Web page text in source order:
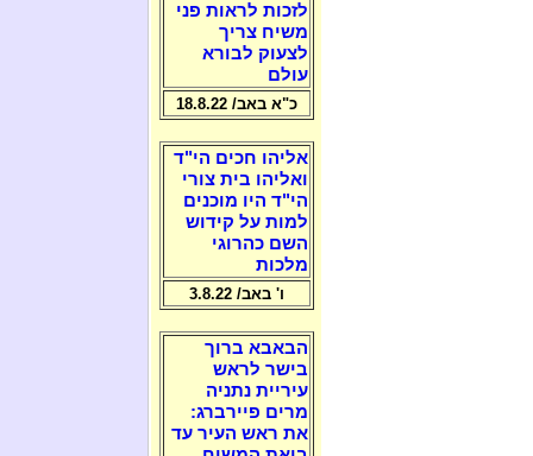
לזכות לראות פני
משיח צריך
לצעוק לבורא
עולם
כ"א באב/ 18.8.22
אליהו חכים הי"ד
ואליהו בית צורי
הי"ד היו מוכנים
למות על קידוש
השם כהרוגי
מלכות
ו' באב/ 3.8.22
הבאבא ברוך
בישר לראש
עיריית נתניה
מרים פיירברג:
את ראש העיר עד